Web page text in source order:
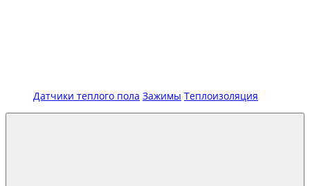
Датчики теплого пола Зажимы Теплоизоляция